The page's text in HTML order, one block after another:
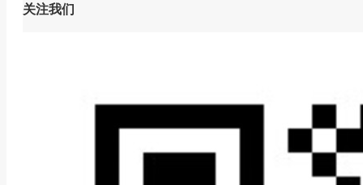
关注我们